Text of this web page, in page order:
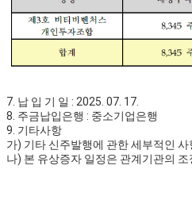
7. 납 입 기 일 : 2025. 07. 17.
8. 주금납입은행 : 중소기업은행
9. 기타사항
가) 기타 신주발행에 관한 세부적인
나) 본 유상증자 일정은 관계기관의